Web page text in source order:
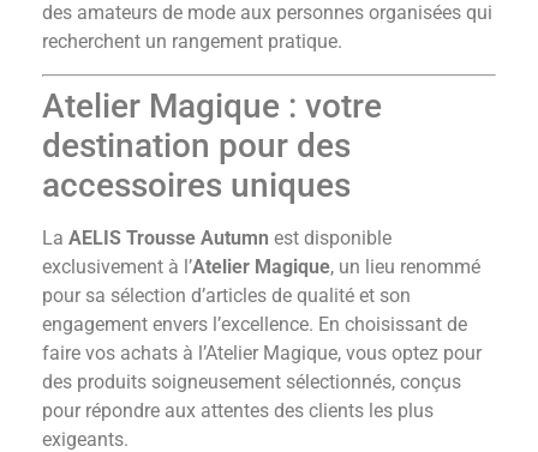
des amateurs de mode aux personnes organisées qui
recherchent un rangement pratique.
Atelier Magique : votre
destination pour des
accessoires uniques
La AELIS Trousse Autumn est disponible
exclusivement à l’Atelier Magique, un lieu renommé
pour sa sélection d’articles de qualité et son
engagement envers l’excellence. En choisissant de
faire vos achats à l’Atelier Magique, vous optez pour
des produits soigneusement sélectionnés, conçus
pour répondre aux attentes des clients les plus
exigeants.